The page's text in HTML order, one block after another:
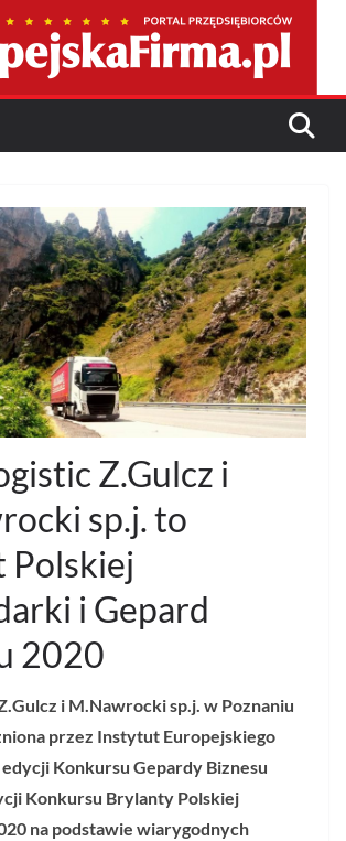
Z.Gulcz i
sp.j. to
Polskiej
i Gepard
2020
i M.Nawrocki sp.j. w Poznaniu
przez Instytut Europejskiego
Konkursu Gepardy Biznesu
Konkursu Brylanty Polskiej
na podstawie wiarygodnych